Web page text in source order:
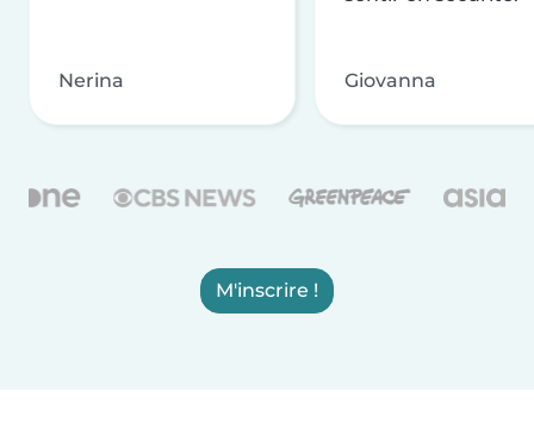
Nerina Giovanna
M'inscrire !